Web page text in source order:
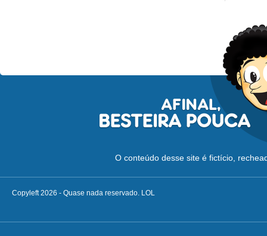
O conteúdo desse site é fictício,
Copyleft 2026 - Quase nada reservado. LOL